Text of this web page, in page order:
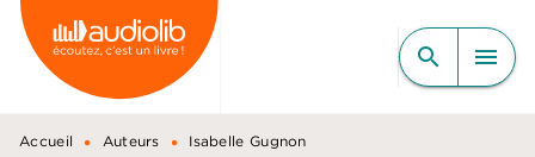
MENU RECHERCHE
CONTENU
PIED DE PAGE
search menu
Accueil • Auteurs • Isabelle Gugnon